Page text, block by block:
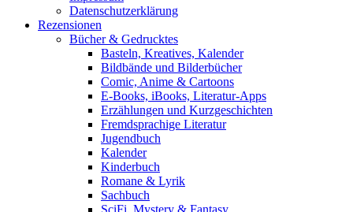
Datenschutzerklärung
Rezensionen
Bücher & Gedrucktes
Basteln, Kreatives, Kalender
Bildbände und Bilderbücher
Comic, Anime & Cartoons
E-Books, iBooks, Literatur-Apps
Erzählungen und Kurzgeschichten
Fremdsprachige Literatur
Jugendbuch
Kalender
Kinderbuch
Romane & Lyrik
Sachbuch
SciFi, Mystery & Fantasy